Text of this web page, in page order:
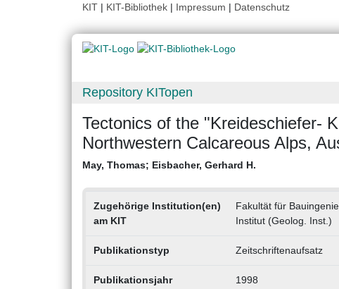
KIT | KIT-Bibliothek | Impressum | Datenschutz
Repository KITopen
Tectonics of the "Kreideschiefer-
Northwestern Calcareous Alps,
May, Thomas; Eisbacher, Gerhard H.
Zugehörige Institution(en)
am KIT
Fakultät für
Institut (Geolog. Inst.)
Publikationstyp Zeitschriftenaufsatz
Publikationsjahr 1998